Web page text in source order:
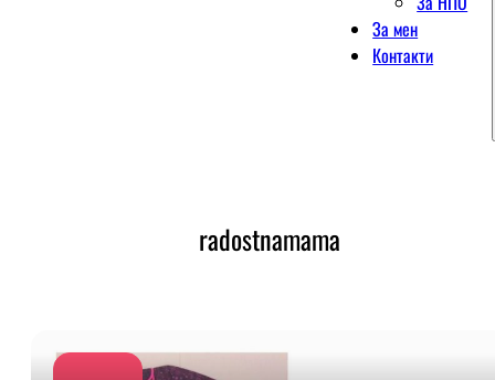
За мен
Контакти
radostnamama